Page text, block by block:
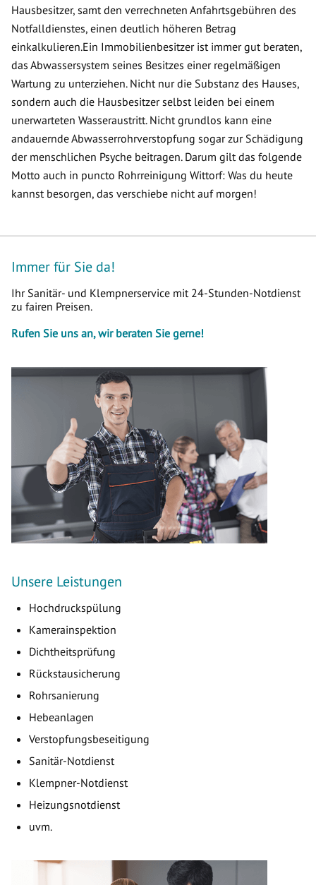
Hausbesitzer, samt den verrechneten Anfahrtsgebühren des
Notfalldienstes, einen deutlich höheren Betrag
einkalkulieren.Ein Immobilienbesitzer ist immer gut beraten,
das Abwassersystem seines Besitzes einer regelmäßigen
Wartung zu unterziehen. Nicht nur die Substanz des Hauses,
sondern auch die Hausbesitzer selbst leiden bei einem
unerwarteten Wasseraustritt. Nicht grundlos kann eine
andauernde Abwasserrohrverstopfung sogar zur Schädigung
der menschlichen Psyche beitragen. Darum gilt das folgende
Motto auch in puncto Rohrreinigung Wittorf: Was du heute
kannst besorgen, das verschiebe nicht auf morgen!
Immer für Sie da!
Ihr Sanitär- und Klempnerservice mit 24-Stunden-Notdienst
zu fairen Preisen.
Rufen Sie uns an, wir beraten Sie gerne!
Unsere Leistungen
Hochdruckspülung
Kamerainspektion
Dichtheitsprüfung
Rückstausicherung
Rohrsanierung
Hebeanlagen
Verstopfungsbeseitigung
Sanitär-Notdienst
Klempner-Notdienst
Heizungsnotdienst
uvm.